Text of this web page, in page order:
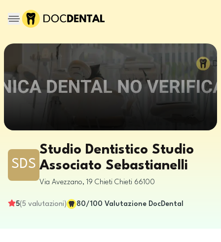
SDS
Studio Dentistico Studio
Associato Sebastianelli
Via Avezzano, 19 Chieti Chieti 66100
5(5 valutazioni) 80/100 Valutazione DocDental